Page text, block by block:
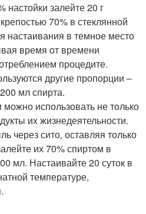
настойки залейте 20 г
70% в стеклянной
настаивания в темное место
время от времени
процедите.
другие пропорции –
мл спирта.
использовать не только
их жизнедеятельности.
через сито, оставляя только
их 70% спиртом в
мл. Настаивайте 20 суток в
температуре,